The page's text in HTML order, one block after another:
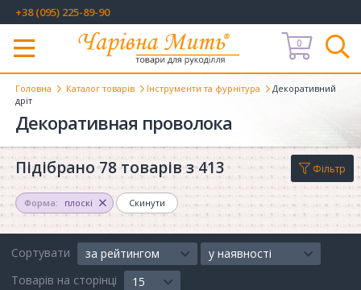
+38 (095) 225-89-90
Меню
0
Головна Каталог товарів Інструменти та фурнітура
Декоративний
дріт
Декоративная проволока
Підібрано 78 товарів з 413
Форма: плоскі Скинути
Сортувати за рейтингом
у наявності
Товарів на сторінці
15
Фільтр